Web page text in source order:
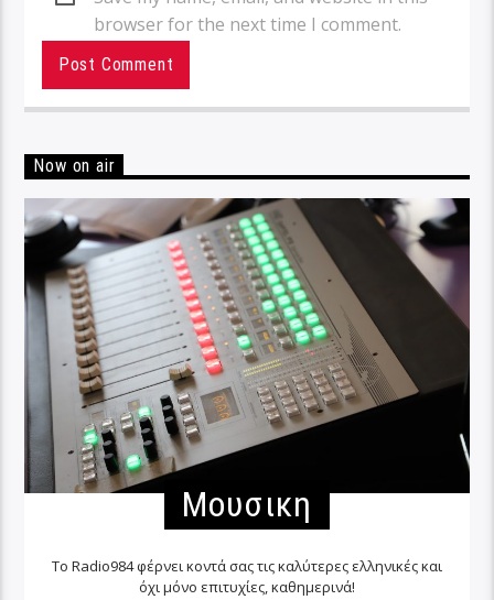
browser for the next time I comment.
Now on air
Μουσικη
Το Radio984 φέρνει κοντά σας τις καλύτερες ελληνικές και
όχι μόνο επιτυχίες, καθημερινά!